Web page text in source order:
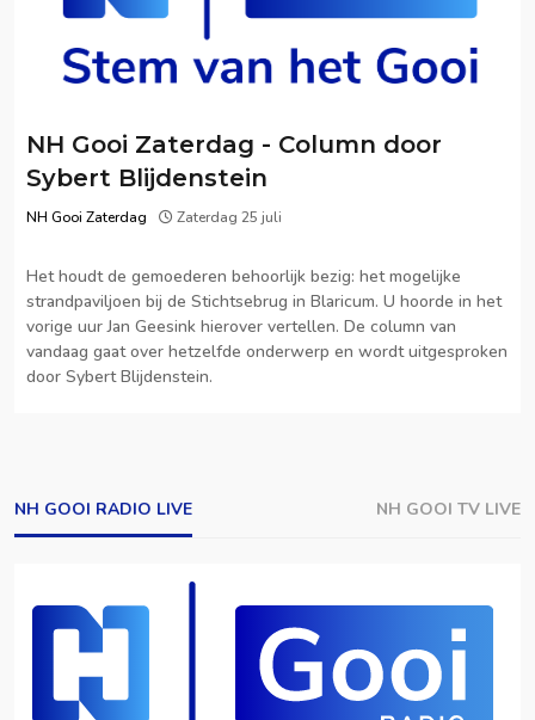
NH Gooi Zaterdag - Column door
Sybert Blijdenstein
NH Gooi Zaterdag Zaterdag 25 juli
Het houdt de gemoederen behoorlijk bezig: het mogelijke
strandpaviljoen bij de Stichtsebrug in Blaricum. U hoorde in het
vorige uur Jan Geesink hierover vertellen. De column van
vandaag gaat over hetzelfde onderwerp en wordt uitgesproken
door Sybert Blijdenstein.
NH GOOI RADIO LIVE NH GOOI TV LIVE